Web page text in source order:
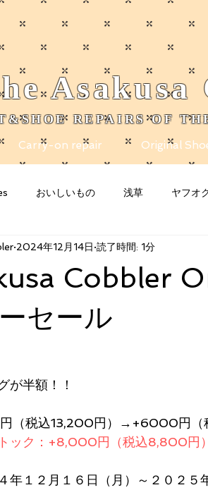
Asakusa
REPAIRS OF
Carry-on repair Original
おいしいもの 浅草 ヤフオ
Blogging Tips グッズ
Cobbler
セール
2024年12月14日 読了時間: 1分
が半額！！
（税込13,200円）→+6000円（
ック：+8,000円（税込8,800円）
年１２月１６日（月）～２０２５